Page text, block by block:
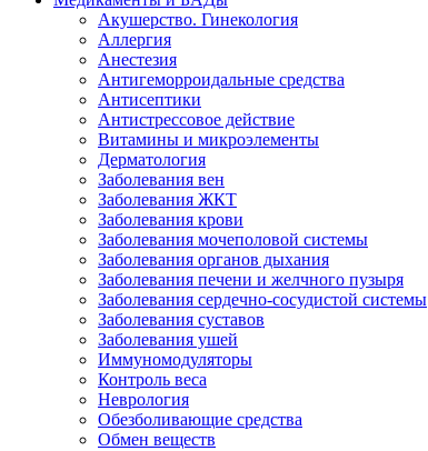
Акушерство. Гинекология
Аллергия
Анестезия
Антигеморроидальные средства
Антисептики
Антистрессовое действие
Витамины и микроэлементы
Дерматология
Заболевания вен
Заболевания ЖКТ
Заболевания крови
Заболевания мочеполовой системы
Заболевания органов дыхания
Заболевания печени и желчного пузыря
Заболевания сердечно-сосудистой системы
Заболевания суставов
Заболевания ушей
Иммуномодуляторы
Контроль веса
Неврология
Обезболивающие средства
Обмен веществ